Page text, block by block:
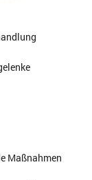
Maßnahmen